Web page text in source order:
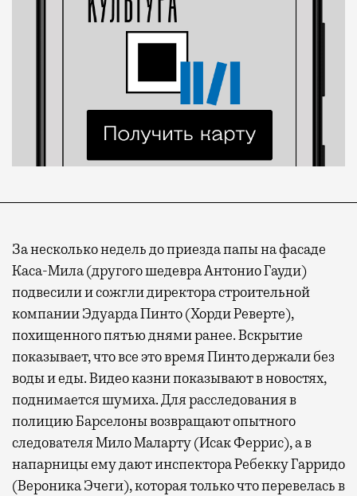
За несколько недель до приезда папы на фасаде
Каса-Мила (другого шедевра Антонио Гауди)
подвесили и сожгли директора строительной
компании Эдуарда Пинто (Хорди Реверте),
похищенного пятью днями ранее. Вскрытие
показывает, что все это время Пинто держали без
воды и еды. Видео казни показывают в новостях,
поднимается шумиха. Для расследования в
полицию Барселоны возвращают опытного
следователя Мило Маларту (Исак Феррис), а в
напарницы ему дают инспектора Ребекку Гарридо
(Вероника Эчеги), которая только что перевелась в